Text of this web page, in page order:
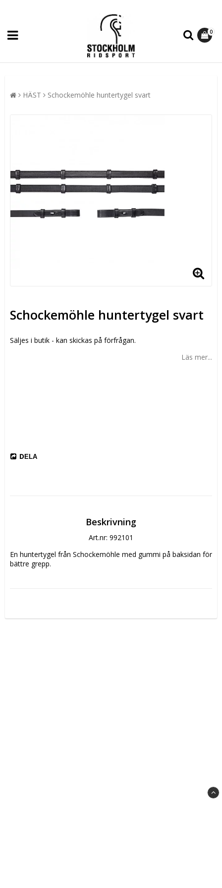
0
HÄST Schockemöhle huntertygel svart
Schockemöhle huntertygel svart
Säljes i butik - kan skickas på förfrågan.
Läs mer...
DELA
Beskrivning
Art.nr: 992101
En huntertygel från Schockemöhle med gummi på baksidan för
bättre grepp.